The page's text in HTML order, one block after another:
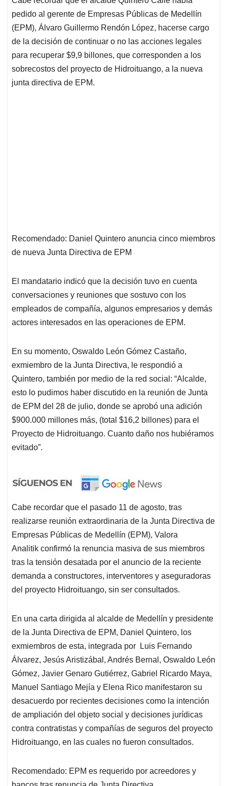
pedido al gerente de Empresas Públicas de Medellín
(EPM), Álvaro Guillermo Rendón López, hacerse cargo
de la decisión de continuar o no las acciones legales
para recuperar $9,9 billones, que corresponden a los
sobrecostos del proyecto de Hidroituango, a la nueva
junta directiva de EPM.
Recomendado: Daniel Quintero anuncia cinco miembros
de nueva Junta Directiva de EPM
El mandatario indicó que la decisión tuvo en cuenta
conversaciones y reuniones que sostuvo con los
empleados de compañía, algunos empresarios y demás
actores interesados en las operaciones de EPM.
En su momento, Oswaldo León Gómez Castaño,
exmiembro de la Junta Directiva, le respondió a
Quintero, también por medio de la red social: “Alcalde,
esto lo pudimos haber discutido en la reunión de Junta
de EPM del 28 de julio, donde se aprobó una adición
$900.000 millones más, (total $16,2 billones) para el
Proyecto de Hidroituango. Cuanto daño nos hubiéramos
evitado”.
Cabe recordar que el pasado 11 de agosto, tras
realizarse reunión extraordinaria de la Junta Directiva de
Empresas Públicas de Medellín (EPM), Valora
Analitik confirmó la renuncia masiva de sus miembros
tras la tensión desatada por el anuncio de la reciente
demanda a constructores, interventores y aseguradoras
del proyecto Hidroituango, sin ser consultados.
En una carta dirigida al alcalde de Medellín y presidente
de la Junta Directiva de EPM, Daniel Quintero, los
exmiembros de esta, integrada por Luis Fernando
Álvarez, Jesús Aristizábal, Andrés Bernal, Oswaldo León
Gómez, Javier Genaro Gutiérrez, Gabriel Ricardo Maya,
Manuel Santiago Mejía y Elena Rico manifestaron su
desacuerdo por recientes decisiones como la intención
de ampliación del objeto social y decisiones jurídicas
contra contratistas y compañías de seguros del proyecto
Hidroituango, en las cuales no fueron consultados.
Recomendado: EPM es requerido por acreedores y